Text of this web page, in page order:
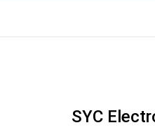
SYC